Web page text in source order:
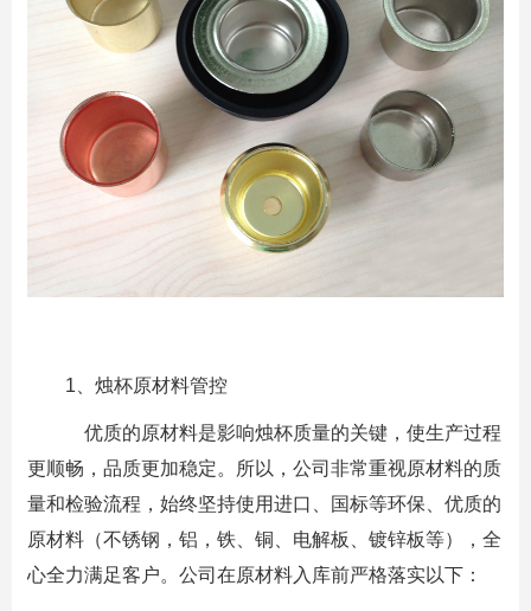
1、烛杯原材料管控
优质的原材料是影响烛杯质量的关键，使生产过程
更顺畅，品质更加稳定。所以，公司非常重视原材料的质
量和检验流程，始终坚持使用进口、国标等环保、优质的
原材料（不锈钢，铝，铁、铜、电解板、镀锌板等），全
心全力满足客户。公司在原材料入库前严格落实以下：